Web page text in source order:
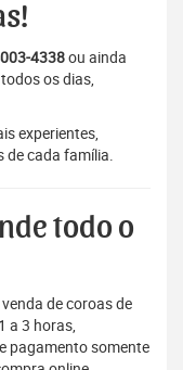
4338ou ainda
os dias,
experientes,
de cada família.
todo o
de coroas de
a 3 horas,
pagamento somente